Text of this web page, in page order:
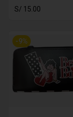
S/ 15.00
-9%